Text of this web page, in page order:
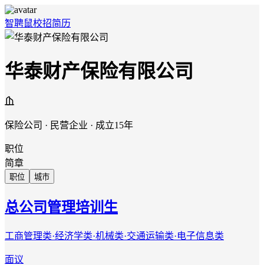
智聘鼠校招简历
华泰财产保险有限公司
保险公司 · 民营企业 · 成立15年
职位
简章
职位 城市
总公司管理培训生
工商管理类·经济学类·机械类·交通运输类·电子信息类
面议